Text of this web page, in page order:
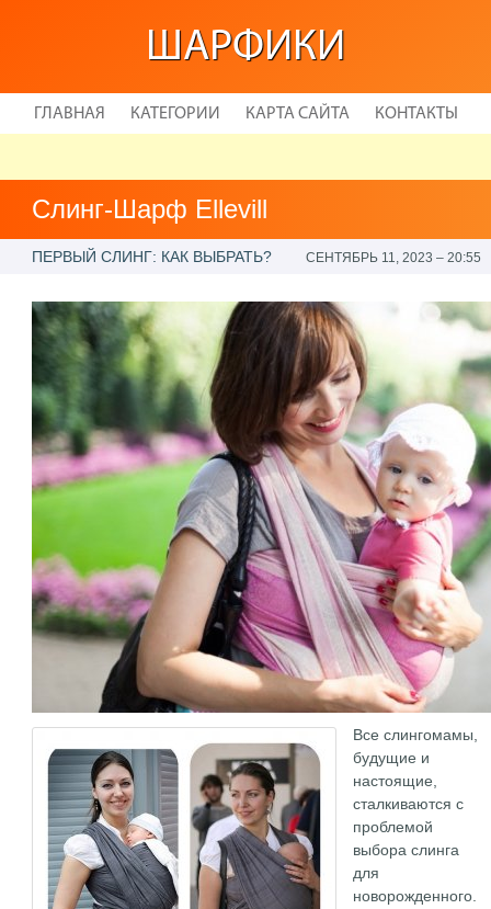
ШАРФИКИ
ГЛАВНАЯ КАТЕГОРИИ КАРТА САЙТА КОНТАКТЫ
Слинг-Шарф Ellevill
ПЕРВЫЙ СЛИНГ: КАК ВЫБРАТЬ? СЕНТЯБРЬ 11, 2023 – 20:55
Все слингомамы,
будущие и
настоящие,
сталкиваются с
проблемой
выбора слинга
для
новорожденного.